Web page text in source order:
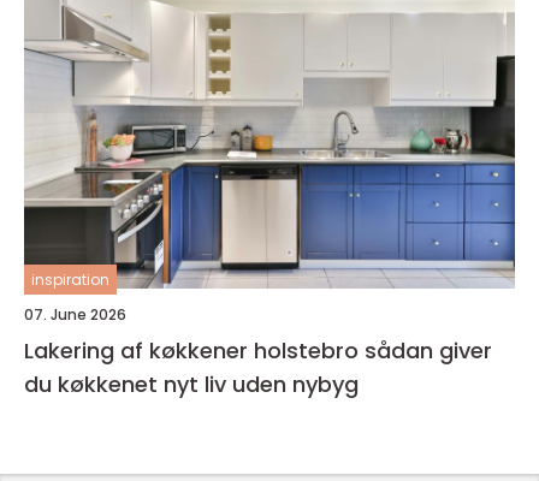
inspiration
07. June 2026
Lakering af køkkener holstebro sådan giver
du køkkenet nyt liv uden nybyg